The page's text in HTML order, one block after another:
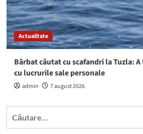
Actualitate
Bărbat căutat cu scafandri la Tuzla:
cu lucrurile sale personale
admin 7 august 2026
Caută